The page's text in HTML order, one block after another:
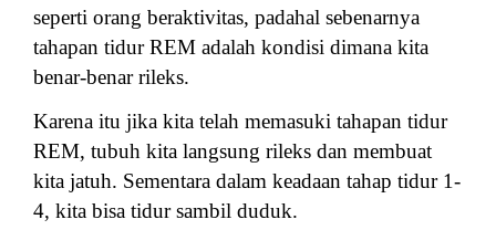
seperti orang beraktivitas, padahal sebenarnya
tahapan tidur REM adalah kondisi dimana kita
benar-benar rileks.
Karena itu jika kita telah memasuki tahapan tidur
REM, tubuh kita langsung rileks dan membuat
kita jatuh. Sementara dalam keadaan tahap tidur 1-
4, kita bisa tidur sambil duduk.